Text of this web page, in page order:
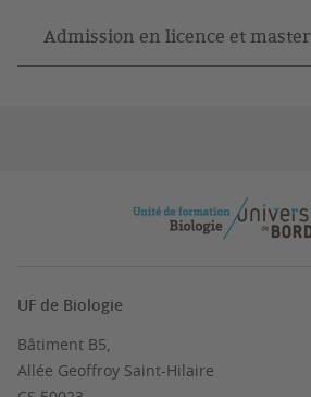
Admission en licence et master
UF de Biologie
Bâtiment B5,
Allée Geoffroy Saint-Hilaire